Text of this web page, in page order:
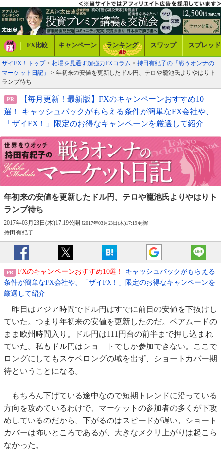
FX比較 キャンペーン ランキング スワップ スプレッド
ザイFX！トップ> 相場を見通す超強力FXコラム > 持田有紀子の「戦うオンナの
マーケット日記」
> 年初来の安値を更新したドル円、テロや籠池氏よりやはりト
ランプ待ち
【毎月更新！最新版】FXのキャンペーンおすすめ10
選！ キャッシュバックがもらえる条件が簡単なFX会社や、
「ザイFX！」限定のお得なキャンペーンを厳選して紹介
年初来の安値を更新したドル円、 テロや籠池氏よりやはりト
ランプ待ち
2017年03月23日(木)17:19公開 [2017年03月23日(木)17:19更新]
持田有紀子
FXのキャンペーンおすすめ10選！
キャッシュバックがもらえる
条件が簡単なFX会社や、「ザイFX！」限定のお得なキャンペーンを
厳選して紹介
昨日はアジア時間でドル円はすでに前日の安値を下抜けし
ていた。つまり年初来の安値を更新したのだ。ベアムードの
まま欧州時間入り。ドル円は111円台の前半まで押し込まれ
ていた。私もドル円はショートでしか参加できない。ここで
ロングにしてもスケベロングの域を出ず、ショートカバー期
待ということになる。
もちろん下げている途中なので短期トレンドに沿っている
方向を攻めているわけで、マーケットの参加者の多くが下攻
めしているのだから、下がるのはスピードが遅い。ショート
カバーは怖いところであるが、大きなメクリ上がりは起こら
なかった。